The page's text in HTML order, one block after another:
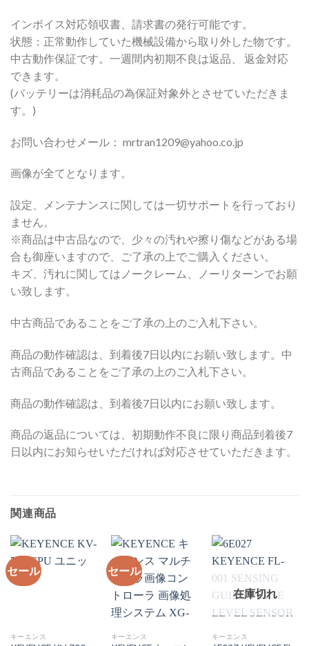
インボイス対応領収書、請求書の発行可能です。
状態：正常動作していた機械設備から取り外した物です。
中古動作保証です。一週間内初期不良は返品、 返金対応
できます。
(バッテリーは消耗品の為保証対象外とさせていただきま
す。)
お問い合わせメール： mrtran1209@yahoo.co.jp
画像が全てとなります。
設定、メンテナンスに関しては一切サポートを行っており
ません。
※商品は中古品なので、少々の汚れや擦り傷などがある場
合も御座いますので、ご了承の上でご購入ください。
キズ、汚れに関してはノークレーム、ノーリターンでお願
い致します。
中古商品であることをご了承の上のご入札下さい。
商品の動作確認は、到着後7日以内にお願い致します。中
古商品であることをご了承の上のご入札下さい。
商品の動作確認は、到着後7日以内にお願い致します。
商品の返品については、初期動作不良に限り商品到着後7
日以内にお知らせいただければ対応させていただきます。
関連商品
セール
キーエンス
セール
キーエンス
在庫切れ
キーエンス